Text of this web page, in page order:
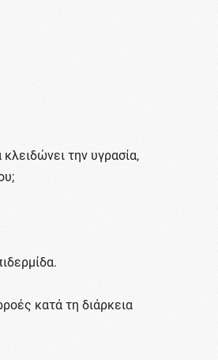
την υγρασία,
κατά τη διάρκεια